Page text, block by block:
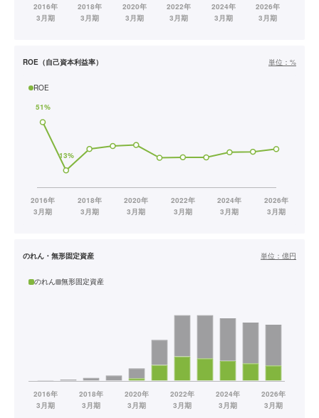
ROE（自己資本利益率） 単位： %
ROE
のれん・無形固定資産 単位： 億円
のれん 無形固定資産